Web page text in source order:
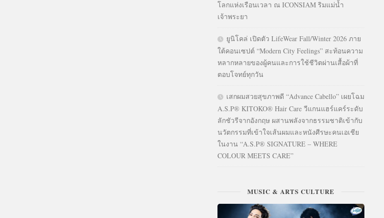
โลกแห่งเรือนเวลา ณ ICONSIAM ริมแม่น้ำ
เจ้าพระยา
ยูนิโคล่ เปิดตัว LifeWear Fall/Winter 2026 ภาย
ใต้คอนเซปต์ “Modern City Feelings” สะท้อนความ
หลากหลายของผู้คนและการใช้ชีวิตผ่านเสื้อผ้าที่
ตอบโจทย์ทุกวัน
เสกผมสวยสุขภาพดี “Advance Cabello” เผยโฉม
A.S.P® KITOKO® Hair Care วีแกนแฮร์แคร์ระดับ
ลักชัวรีจากอังกฤษ ผสานพลังจากธรรมชาติเข้ากับ
นวัตกรรมที่เข้าใจเส้นผมและหนังศีรษะคนเอเชีย
ในงาน “A.S.P® SIGNATURE – WHERE
COLOUR MEETS CARE”
MUSIC & ARTS CULTURE